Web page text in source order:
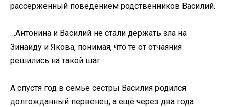
рассерженный поведением родственников Василий.
…Антонина и Василий не стали держать зла на
Зинаиду и Якова, понимая, что те от отчаяния
решились на такой шаг.
А спустя год в семье сестры Василия родился
долгожданный первенец, а ещё через два года